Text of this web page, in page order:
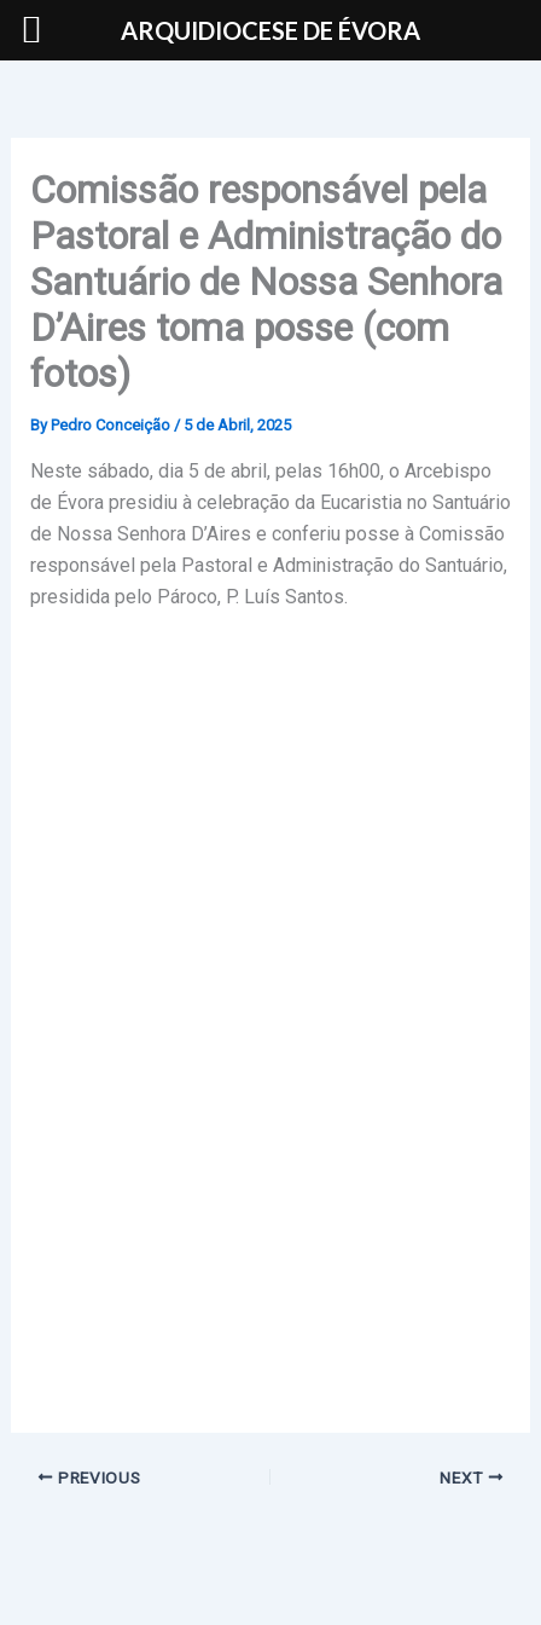
Skip
Comissão responsável pela
Pastoral e Administração do
Santuário de Nossa Senhora
D’Aires toma posse (com
fotos)
By Pedro Conceição / 5 de Abril, 2025
Neste sábado, dia 5 de abril, pelas 16h00, o Arcebispo
de Évora presidiu à celebração da Eucaristia no Santuário
de Nossa Senhora D’Aires e conferiu posse à Comissão
responsável pela Pastoral e Administração do Santuário,
presidida pelo Pároco, P. Luís Santos.
PREVIOUS NEXT
ARQUIDIOCESE DE ÉVORA